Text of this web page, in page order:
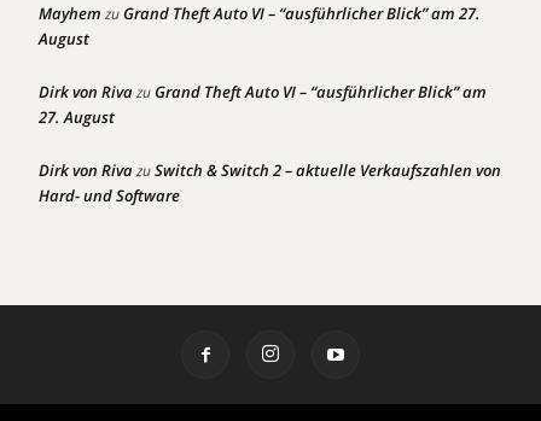
Mayhem zuGrand Theft Auto VI – “ausführlicher Blick” am 27.
August
Dirk von RivazuGrand Theft Auto VI – “ausführlicher Blick” am
27. August
Dirk von RivazuSwitch & Switch 2 – aktuelle Verkaufszahlen von
Hard- und Software